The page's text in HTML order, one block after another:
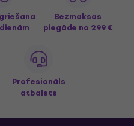
Bezmaksas
piegāde no 299 €
Profesionāls
atbalsts